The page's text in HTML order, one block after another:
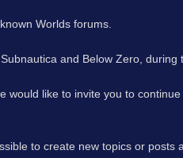
Worlds forums.
and Below Zero, during
like to invite you to
to create new topics or posts